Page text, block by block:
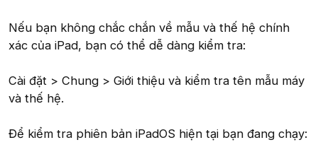
Nếu bạn không chắc chắn về mẫu và thế hệ chính
xác của iPad, bạn có thể dễ dàng kiểm tra:
Cài đặt > Chung > Giới thiệu và kiểm tra tên mẫu máy
và thế hệ.
Để kiểm tra phiên bản iPadOS hiện tại bạn đang chạy: